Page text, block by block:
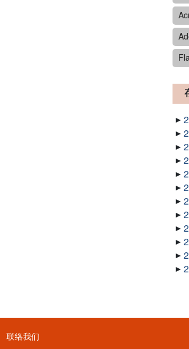
联络我们